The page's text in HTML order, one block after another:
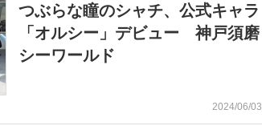
つぶらな瞳のシャチ、公式キャラ
「オルシー」デビュー 神戸須磨
シーワールド
2024/06/03